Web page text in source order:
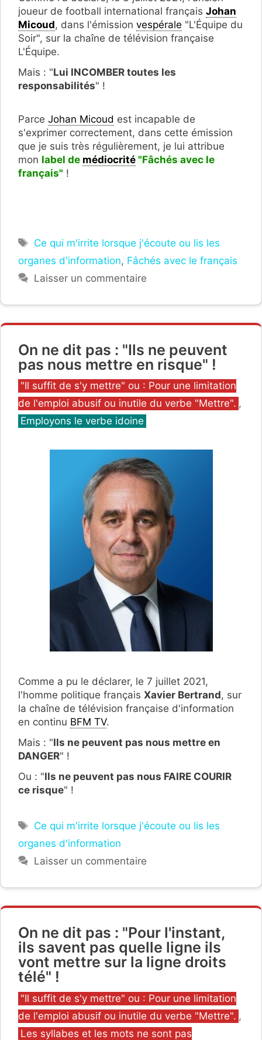
joueur de football international français Johan
Micoud, dans l'émission vespérale "L'Équipe du
Soir", sur la chaîne de télévision française
L'Équipe.
Mais : "Lui INCOMBER toutes les
responsabilités" !
Parce Johan Micoud est incapable de
s'exprimer correctement, dans cette émission
que je suis très régulièrement, je lui attribue
mon label de médiocrité "Fâchés avec le
français" !
Étiquettes
Ce qui m'irrite lorsque j'écoute ou lis les
organes d'information, Fâchés avec le français
Laisser un commentaire
On ne dit pas : "Ils ne peuvent
pas nous mettre en risque" !
Catégories
"Il suffit de s'y mettre" ou : Pour une limitation
de l'emploi abusif ou inutile du verbe "Mettre". ,
Employons le verbe idoine
Comme a pu le déclarer, le 7 juillet 2021,
l'homme politique français Xavier Bertrand, sur
la chaîne de télévision française d'information
en continu BFM TV.
Mais : "Ils ne peuvent pas nous mettre en
DANGER" !
Ou : "Ils ne peuvent pas nous FAIRE COURIR
ce risque" !
Étiquettes
Ce qui m'irrite lorsque j'écoute ou lis les
organes d'information
Laisser un commentaire
On ne dit pas : "Pour l'instant,
ils savent pas quelle ligne ils
vont mettre sur la ligne droits
télé" !
Catégories
"Il suffit de s'y mettre" ou : Pour une limitation
de l'emploi abusif ou inutile du verbe "Mettre". ,
Les syllabes et les mots ne sont pas